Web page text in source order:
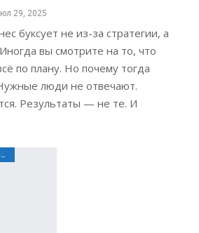
29, 2025
буксует не из-за стратегии, а
вы смотрите на то, что
по плану. Но почему тогда
люди не отвечают.
Результаты — не те. И
Дайджест хороших новостей